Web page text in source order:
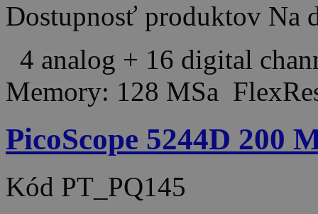
Dostupnosť produktov Na
4 analog + 16 digital
Memory: 128 MSa
PicoScope 5244D 200
Kód PT_PQ145